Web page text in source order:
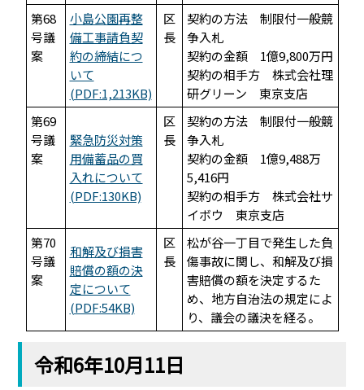
第68
号議
案
小島公園再整
備工事請負契
約の締結につ
いて
(PDF:1,213KB)
区
長
契約の方法 制限付一般競
争入札
契約の金額 1億9,800万円
契約の相手方 株式会社理
研グリーン 東京支店
第69
号議
案
緊急防災対策
用備蓄品の買
入れについて
(PDF:130KB)
区
長
契約の方法 制限付一般競
争入札
契約の金額 1億9,488万
5,416円
契約の相手方 株式会社サ
イボウ 東京支店
第70
号議
案
和解及び損害
賠償の額の決
定について
(PDF:54KB)
区
長
松が谷一丁目で発生した負
傷事故に関し、和解及び損
害賠償の額を決定するた
め、地方自治法の規定によ
り、議会の議決を経る。
令和6年10月11日